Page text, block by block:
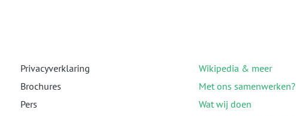
Privacyverklaring
Brochures
Pers
Wikipedia & meer
Met ons samenwerken?
Wat wij doen